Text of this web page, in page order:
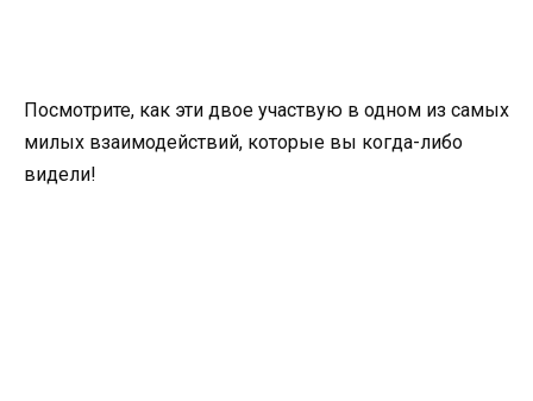
Посмотрите, как эти двое участвую в одном из самых
милых взаимодействий, которые вы когда-либо
видели!